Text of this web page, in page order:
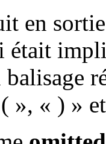
en
était
», « ) »